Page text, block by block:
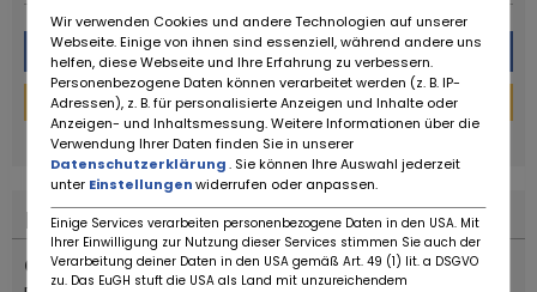
Message
Financing Calculator
powered bytarifcheck
Location
Country
Wir verwenden Cookies und andere Technologien auf unserer
Webseite. Einige von ihnen sind essenziell, während andere uns
helfen, diese Webseite und Ihre Erfahrung zu verbessern.
Personenbezogene Daten können verarbeitet werden (z. B. IP-
Adressen), z. B. für personalisierte Anzeigen und Inhalte oder
Anzeigen- und Inhaltsmessung. Weitere Informationen über die
Verwendung Ihrer Daten finden Sie in unserer
Datenschutzerklärung. Sie können Ihre Auswahl jederzeit
unter Einstellungenwiderrufen oder anpassen.
Einige Services verarbeiten personenbezogene Daten in den USA. Mit
Ihrer Einwilligung zur Nutzung dieser Services stimmen Sie auch der
Verarbeitung deiner Daten in den USA gemäß Art. 49 (1) lit. a DSGVO
zu. Das EuGH stuft die USA als Land mit unzureichendem